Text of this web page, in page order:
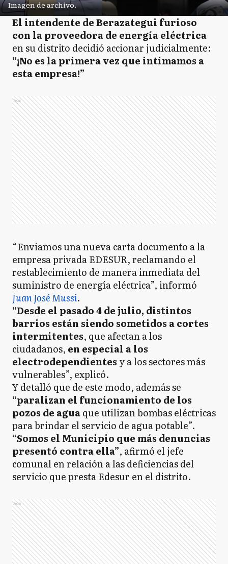
Imagen de archivo.
El intendente de Berazategui furioso
con la proveedora de energía eléctrica
en su distrito decidió accionar judicialmente:
“¡No es la primera vez que intimamos a
esta empresa!”
Ads
“Enviamos una nueva carta documento a la
empresa privada EDESUR, reclamando el
restablecimiento de manera inmediata del
suministro de energía eléctrica”, informó
Juan José Mussi.
“Desde el pasado 4 de julio, distintos
barrios están siendo sometidos a cortes
intermitentes, que afectan a los
ciudadanos, en especial a los
electrodependientes y a los sectores más
vulnerables”, explicó.
Y detalló que de este modo, además se
“paralizan el funcionamiento de los
pozos de aguaque utilizan bombas eléctricas
para brindar el servicio de agua potable”.
“Somos el Municipio que más denuncias
presentó contra ella”, afirmó el jefe
comunal en relación a las deficiencias del
servicio que presta Edesur en el distrito.
Ads